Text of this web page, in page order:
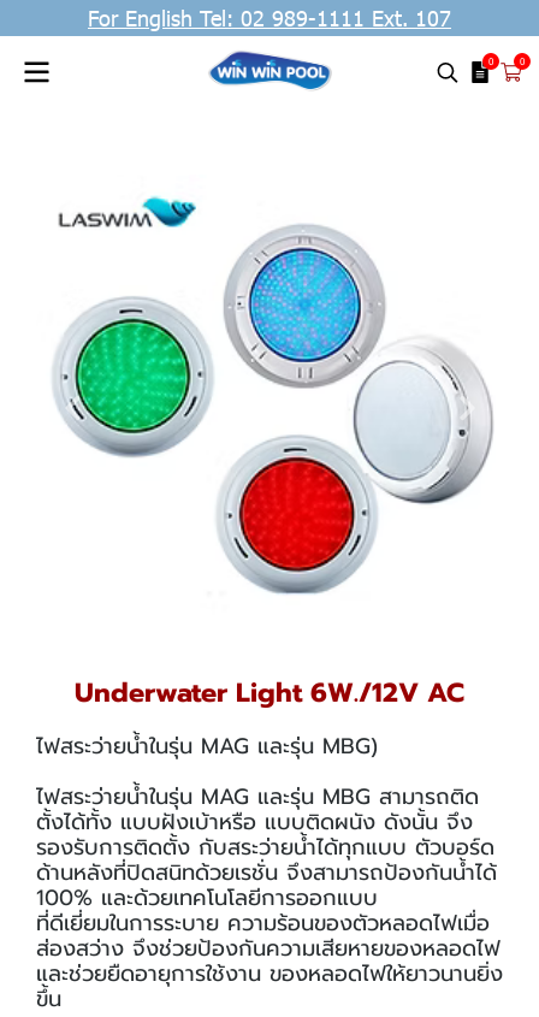
For English Tel: 02 989-1111 Ext. 107
0 0
Underwater Light 6W./12V AC
ไฟสระว่ายน้ำในรุ่น MAG และรุ่น MBG)
ไฟสระว่ายน้ำในรุ่น MAG และรุ่น MBG สามารถติด
ตั้งได้ทั้ง แบบฝังเบ้าหรือ แบบติดผนัง ดังนั้น จึง
รองรับการติดตั้ง กับสระว่ายน้ำได้ทุกแบบ ตัวบอร์ด
ด้านหลังที่ปิดสนิทด้วยเรชั่น จึงสามารถป้องกันน้ำได้
100% และด้วยเทคโนโลยีการออกแบบ
ที่ดีเยี่ยมในการระบาย ความร้อนของตัวหลอดไฟเมื่อ
ส่องสว่าง จึงช่วยป้องกันความเสียหายของหลอดไฟ
และช่วยยืดอายุการใช้งาน ของหลอดไฟให้ยาวนานยิ่ง
ขึ้น